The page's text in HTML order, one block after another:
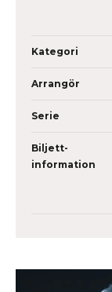
Kategori
Arrangör
Serie
Biljett­
information